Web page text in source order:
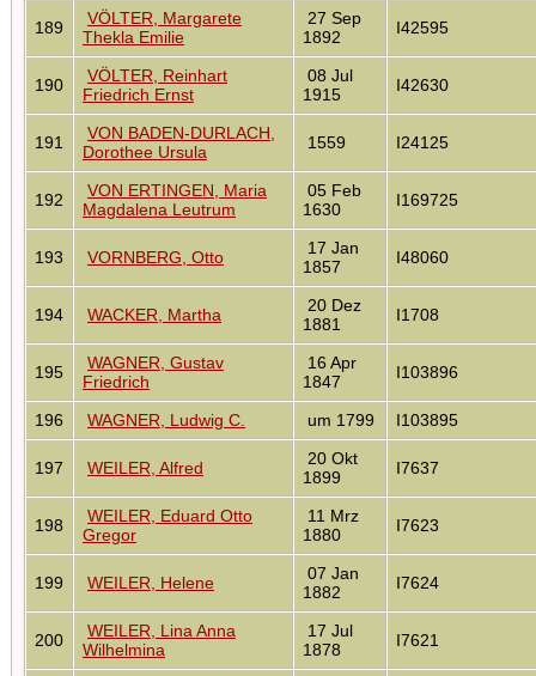
189
VÖLTER, Margarete
Thekla Emilie
27 Sep
1892
I42595
190
VÖLTER, Reinhart
Friedrich Ernst
08 Jul
1915
I42630
191
VON BADEN-DURLACH,
Dorothee Ursula
1559 I24125
192
VON ERTINGEN, Maria
Magdalena Leutrum
05 Feb
1630
I169725
193 VORNBERG, Otto
17 Jan
1857
I48060
194 WACKER, Martha
20 Dez
1881
I1708
195
WAGNER, Gustav
Friedrich
16 Apr
1847
I103896
196 WAGNER, Ludwig C. um 1799 I103895
197 WEILER, Alfred
20 Okt
1899
I7637
198
WEILER, Eduard Otto
Gregor
11 Mrz
1880
I7623
199 WEILER, Helene
07 Jan
1882
I7624
200
WEILER, Lina Anna
Wilhelmina
17 Jul
1878
I7621